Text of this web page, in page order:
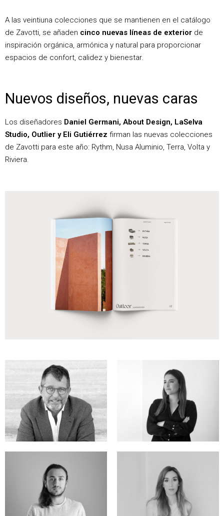
A las veintiuna colecciones que se mantienen en el catálogo
de Zavotti, se añaden cinco nuevas líneas de exterior de
inspiración orgánica, armónica y natural para proporcionar
espacios de confort, calidez y bienestar.
Nuevos diseños, nuevas caras
Los diseñadores Daniel Germani, About Design, LaSelva
Studio, Outlier y Eli Gutiérrez firman las nuevas colecciones
de Zavotti para este año: Rythm, Nusa Aluminio, Terra, Volta y
Riviera.